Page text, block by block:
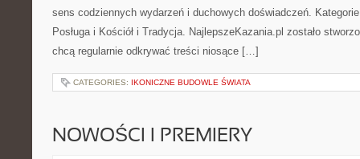
sens codziennych wydarzeń i duchowych doświadczeń.
Posługa i Kościół i Tradycja. NajlepszeKazania.pl zostało
chcą regularnie odkrywać treści niosące […]
CATEGORIES: IKONICZNE BUDOWLE ŚWIATA
NOWOŚCI I PREMIERY